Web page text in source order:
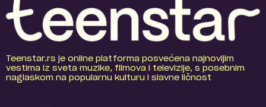
Teenstar.rs je online platforma posvećena najnovijim
vestima iz sveta muzike, filmova i televizije, s posebnim
naglaskom na popularnu kulturu i slavne ličnost